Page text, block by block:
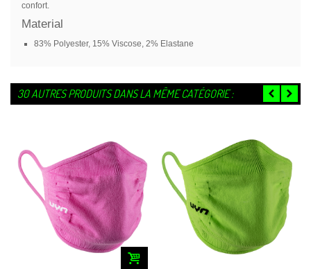
confort.
Material
83% Polyester, 15% Viscose, 2% Elastane
30 AUTRES PRODUITS DANS LA MÊME CATÉGORIE :